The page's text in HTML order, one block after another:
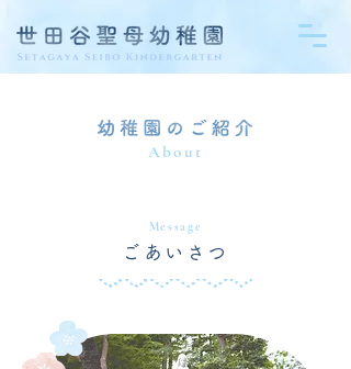
About
Message
ごあいさつ